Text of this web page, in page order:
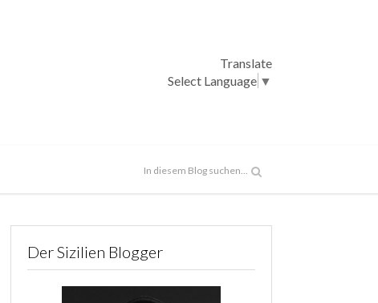
Translate
Select Language ▼
Der Sizilien Blogger